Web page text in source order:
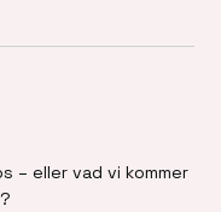
– eller vad vi kommer